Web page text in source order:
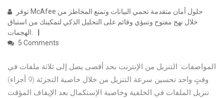
خلال نهج مفتوح وتنبؤي وقائم على التحليل الذكي لتمكينك من استباق
الهجمات.
5 Comments
المواصفات: التنزيل من الإنترنت بحد أقصى يصل إلى ثلاثة ملفات في
وقتٍ واحد تحسين سرعة التنزيل من خلال خاصية التجزئة (9 أجزاء)
تنزيل الملفات في الخلفية وخاصية الإستكمال بعد الإيقاف المؤقت